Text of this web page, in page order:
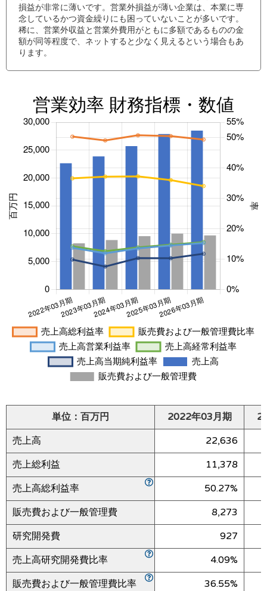
損益が非常に薄いです。営業外損益が薄い企業は、本業に専
念しているかつ資金繰りにも困っていないことが多いです。
稀に、営業外収益と営業外費用がともに多額であるものの金
額が同等程度で、ネットすると少なく見えるという場合もあ
ります。
単位：百万円 2022年03月期
売上高
22,636
売上総利益
11,378
売上高総利益率
50.27%
販売費および一般管理費
8,273
研究開発費
927
売上高研究開発費比率
4.09%
販売費および一般管理費比率
36.55%